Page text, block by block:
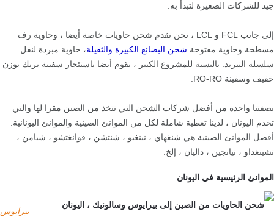
جيد للشركات الصغيرة لتبدأ به.
إلى جانب FCL و LCL ، نحن نقدم شحن حاويات خاصة أيضا ، وحاوية رف
مسطحة وحاوية مفتوحة شحن البضائع الكبيرة والثقيلة، حاوية مبردة لنقل
سلسلة التبريد. بالنسبة للمشروع الكبير ، نقوم أيضا باستئجار سفينة بريك بوزن
خفيف وسفينة RO-RO.
بصفتنا واحدة من أفضل شركات الشحن التي تتخذ من الصين مقرا لها والتي
تخدم اليونان ، لدينا تغطية شاملة لكل من الموانئ الصينية والموانئ اليونانية.
أفضل الموانئ الصينية هي شنغهاي ، نينغبو ، شنتشن ، قوانغتشو ، شيامن ،
تشينغداو ، تيانجين ، داليان ، إلخ.
الموانئ الرئيسية في اليونان
بيرايوس